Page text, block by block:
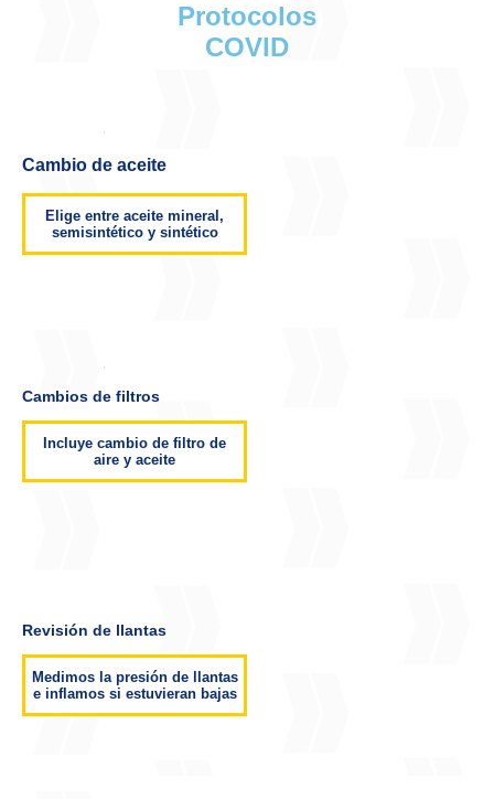
Protocolos
COVID
Cambio de aceite
Elige entre aceite mineral,
semisintético y sintético
Cambios de filtros
Incluye cambio de filtro de
aire y aceite
Revisión de llantas
Medimos la presión de llantas
e inflamos si estuvieran bajas